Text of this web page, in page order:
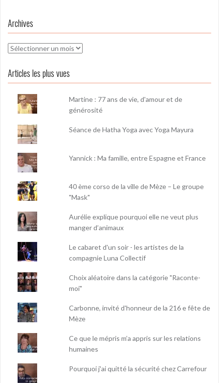
Archives
Archives
Articles les plus vues
Martine : 77 ans de vie, d'amour et de
générosité
Séance de Hatha Yoga avec Yoga Mayura
Yannick : Ma famille, entre Espagne et France
40 ème corso de la ville de Mèze – Le groupe
"Mask"
Aurélie explique pourquoi elle ne veut plus
manger d’animaux
Le cabaret d'un soir - les artistes de la
compagnie Luna Collectif
Choix aléatoire dans la catégorie "Raconte-
moi"
Carbonne, invité d'honneur de la 216 e fête de
Mèze
Ce que le mépris m’a appris sur les relations
humaines
Pourquoi j'ai quitté la sécurité chez Carrefour